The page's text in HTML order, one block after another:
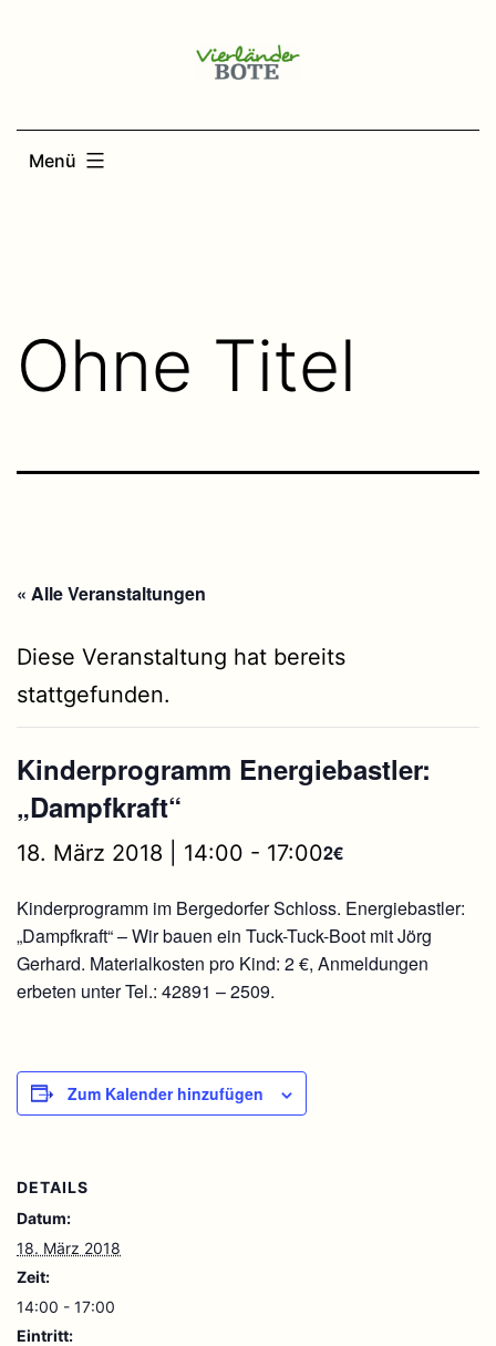
Menü
Ohne Titel
« Alle Veranstaltungen
Diese Veranstaltung hat bereits
stattgefunden.
Kinderprogramm Energiebastler:
„Dampfkraft“
18. März 2018 | 14:00 - 17:002€
Kinderprogramm im Bergedorfer Schloss. Energiebastler:
„Dampfkraft“ – Wir bauen ein Tuck-Tuck-Boot mit Jörg
Gerhard. Materialkosten pro Kind: 2 €, Anmeldungen
erbeten unter Tel.: 42891 – 2509.
Zum Kalender hinzufügen
DETAILS
Datum:
18. März 2018
Zeit:
14:00 - 17:00
Eintritt: